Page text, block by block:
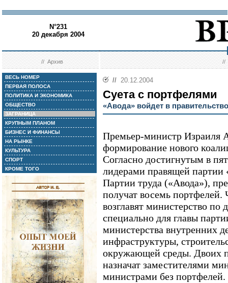
N°231
20 декабря 2004
//Архив //
ВЕСЬ НОМЕР
ПЕРВАЯ ПОЛОСА
ПОЛИТИКА И ЭКОНОМИКА
ОБЩЕСТВО
ЗАГРАНИЦА
КРУПНЫМ ПЛАНОМ
БИЗНЕС И ФИНАНСЫ
НА РЫНКЕ
КУЛЬТУРА
СПОРТ
КРОМЕ ТОГО
// 20.12.2004
Суета с портфелями
«Авода» войдет в
Премьер-министр Израиля
формирование нового
Согласно достигнутым в
лидерами правящей
Партии труда («Авода»),
получат восемь
возглавят министерство по
специально для главы
министерства внутренних
инфраструктуры,
окружающей среды. Двоих
назначат заместителями
министрами без портфелей.